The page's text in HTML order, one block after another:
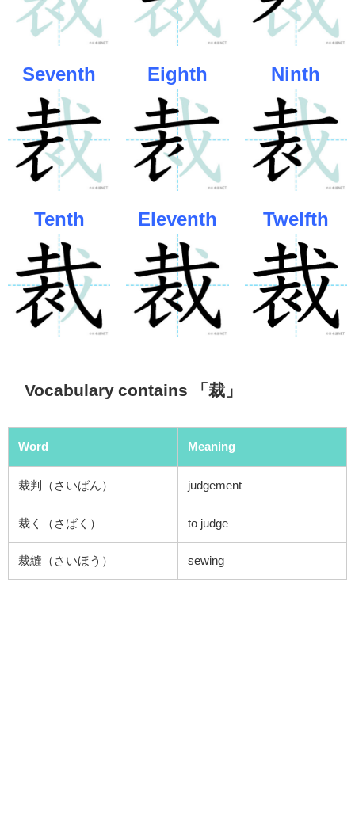
Seventh Eighth Ninth
Tenth Eleventh Twelfth
Vocabulary contains 「裁」
Word Meaning
裁判（さいばん） judgement
裁く（さばく） to judge
裁縫（さいほう） sewing